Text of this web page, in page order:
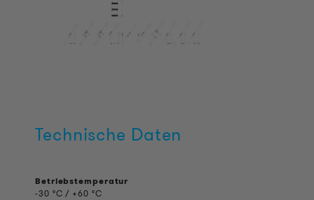
Technische Daten
Betriebstemperatur
-30 °C / +60 °C